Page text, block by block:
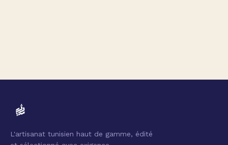
L'artisanat tunisien haut de gamme, édité